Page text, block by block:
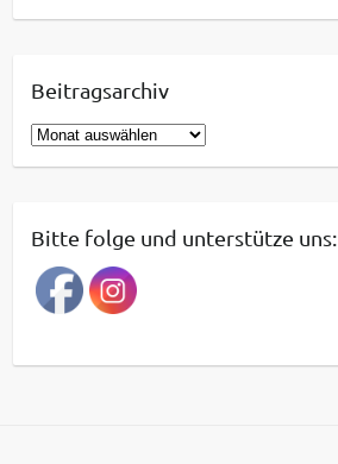
Beitragsarchiv
B
e
r
a
g
a
Bitte folge und unterstütze uns: